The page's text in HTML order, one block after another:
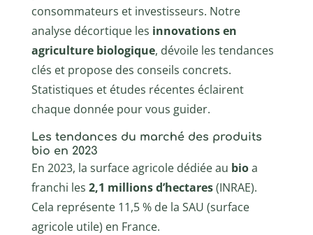
consommateurs et investisseurs. Notre
analyse décortique les innovations en
agriculture biologique, dévoile les tendances
clés et propose des conseils concrets.
Statistiques et études récentes éclairent
chaque donnée pour vous guider.
Les tendances du marché des produits
bio en 2023
En 2023, la surface agricole dédiée au bioa
franchi les 2,1 millions d’hectares(INRAE).
Cela représente 11,5 % de la SAU (surface
agricole utile) en France.